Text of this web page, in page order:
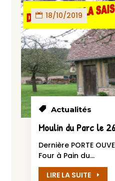
18/10/2019
Actualités
Moulin du Parc le
Dernière PORTE
Four à Pain du...
LIRE LA SUITE